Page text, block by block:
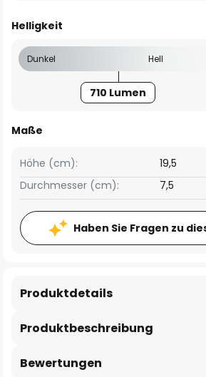
Helligkeit
Dunkel Hell
710 Lumen
Maße
Höhe (cm):
19,5
Durchmesser (cm):
7,5
Haben Sie Fragen zu
Produktbeschreibung
Produktdetails
Bewertungen